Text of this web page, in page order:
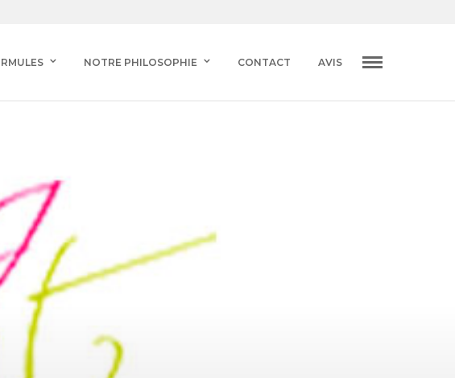
NOTRE PHILOSOPHIE CONTACT AVIS